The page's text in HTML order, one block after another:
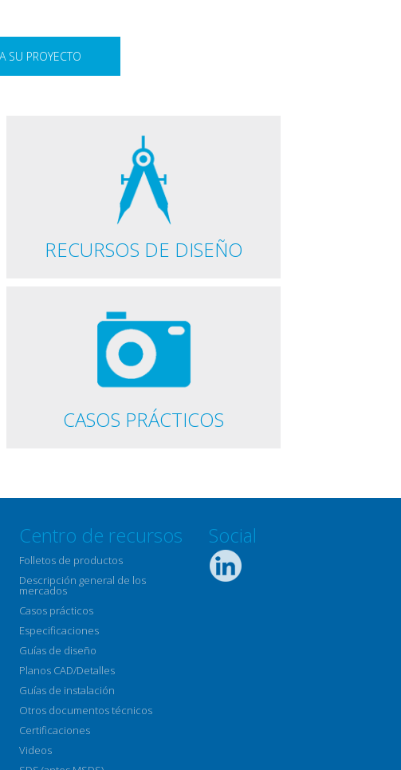
SU PROYECTO
RECURSOS DE DISEÑO
CASOS PRÁCTICOS
Centro de recursos
Folletos de productos
Descripción general de los
mercados
Casos prácticos
Especificaciones
Guías de diseño
Planos CAD/Detalles
Guías de instalación
Otros documentos técnicos
Certificaciones
Videos
Social